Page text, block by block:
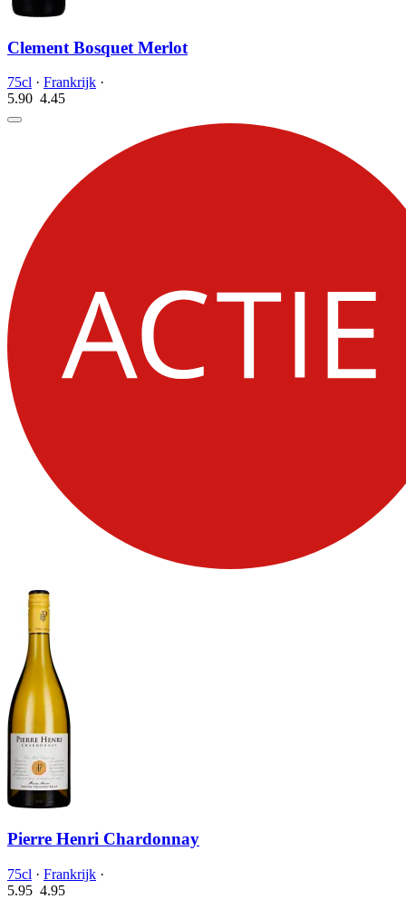
Clement Bosquet Merlot
75cl · Frankrijk ·
5.90 4.45
Pierre Henri Chardonnay
75cl · Frankrijk ·
5.95 4.95